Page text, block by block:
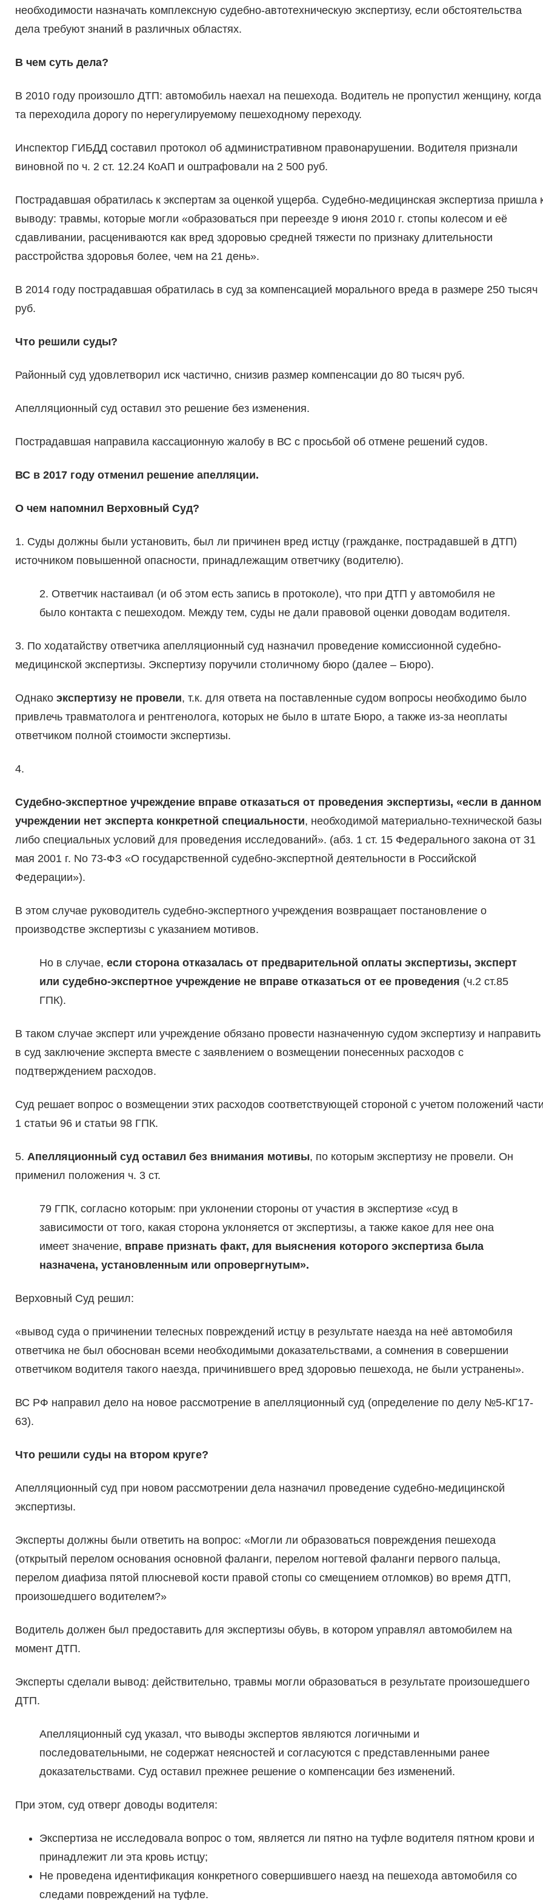
необходимости назначать комплексную судебно-автотехническую экспертизу, если обстоятельства
дела требуют знаний в различных областях.
В чем суть дела?
В 2010 году произошло ДТП: автомобиль наехал на пешехода. Водитель не пропустил женщину, когда
та переходила дорогу по нерегулируемому пешеходному переходу.
Инспектор ГИБДД составил протокол об административном правонарушении. Водителя признали
виновной по ч. 2 ст. 12.24 КоАП и оштрафовали на 2 500 руб.
Пострадавшая обратилась к экспертам за оценкой ущерба. Судебно-медицинская экспертиза пришла
выводу: травмы, которые могли «образоваться при переезде 9 июня 2010 г. стопы колесом и её
сдавливании, расцениваются как вред здоровью средней тяжести по признаку длительности
расстройства здоровья более, чем на 21 день».
В 2014 году пострадавшая обратилась в суд за компенсацией морального вреда в размере 250 тысяч
руб.
Что решили суды?
Районный суд удовлетворил иск частично, снизив размер компенсации до 80 тысяч руб.
Апелляционный суд оставил это решение без изменения.
Пострадавшая направила кассационную жалобу в ВС с просьбой об отмене решений судов.
ВС в 2017 году отменил решение апелляции.
О чем напомнил Верховный Суд?
1. Суды должны были установить, был ли причинен вред истцу (гражданке, пострадавшей в ДТП)
источником повышенной опасности, принадлежащим ответчику (водителю).
2. Ответчик настаивал (и об этом есть запись в протоколе), что при ДТП у автомобиля не
было контакта с пешеходом. Между тем, суды не дали правовой оценки доводам водителя.
3. По ходатайству ответчика апелляционный суд назначил проведение комиссионной судебно-
медицинской экспертизы. Экспертизу поручили столичному бюро (далее – Бюро).
Однако экспертизу не провели, т.к. для ответа на поставленные судом вопросы необходимо было
привлечь травматолога и рентгенолога, которых не было в штате Бюро, а также из-за неоплаты
ответчиком полной стоимости экспертизы.
4.
Судебно-экспертное учреждение вправе отказаться от проведения экспертизы, «если в данном
учреждении нет эксперта конкретной специальности, необходимой материально-технической базы
либо специальных условий для проведения исследований». (абз. 1 ст. 15 Федерального закона от 31
мая 2001 г. No 73-ФЗ «О государственной судебно-экспертной деятельности в Российской
Федерации»).
В этом случае руководитель судебно-экспертного учреждения возвращает постановление о
производстве экспертизы с указанием мотивов.
Но в случае, если сторона отказалась от предварительной оплаты экспертизы, эксперт
или судебно-экспертное учреждение не вправе отказаться от ее проведения (ч.2 ст.85
ГПК).
В таком случае эксперт или учреждение обязано провести назначенную судом экспертизу и направить
в суд заключение эксперта вместе с заявлением о возмещении понесенных расходов с
подтверждением расходов.
Суд решает вопрос о возмещении этих расходов соответствующей стороной с учетом положений
1 статьи 96 и статьи 98 ГПК.
5. Апелляционный суд оставил без внимания мотивы, по которым экспертизу не провели. Он
применил положения ч. 3 ст.
79 ГПК, согласно которым: при уклонении стороны от участия в экспертизе «суд в
зависимости от того, какая сторона уклоняется от экспертизы, а также какое для нее она
имеет значение, вправе признать факт, для выяснения которого экспертиза была
назначена, установленным или опровергнутым».
Верховный Суд решил:
«вывод суда о причинении телесных повреждений истцу в результате наезда на неё автомобиля
ответчика не был обоснован всеми необходимыми доказательствами, а сомнения в совершении
ответчиком водителя такого наезда, причинившего вред здоровью пешехода, не были устранены».
ВС РФ направил дело на новое рассмотрение в апелляционный суд (определение по делу №5-КГ17-
63).
Что решили суды на втором круге?
Апелляционный суд при новом рассмотрении дела назначил проведение судебно-медицинской
экспертизы.
Эксперты должны были ответить на вопрос: «Могли ли образоваться повреждения пешехода
(открытый перелом основания основной фаланги, перелом ногтевой фаланги первого пальца,
перелом диафиза пятой плюсневой кости правой стопы со смещением отломков) во время ДТП,
произошедшего водителем?»
Водитель должен был предоставить для экспертизы обувь, в котором управлял автомобилем на
момент ДТП.
Эксперты сделали вывод: действительно, травмы могли образоваться в результате произошедшего
ДТП.
Апелляционный суд указал, что выводы экспертов являются логичными и
последовательными, не содержат неясностей и согласуются с представленными ранее
доказательствами. Суд оставил прежнее решение о компенсации без изменений.
При этом, суд отверг доводы водителя:
Экспертиза не исследовала вопрос о том, является ли пятно на туфле водителя пятном крови и
принадлежит ли эта кровь истцу;
Не проведена идентификация конкретного совершившего наезд на пешехода автомобиля со
следами повреждений на туфле.